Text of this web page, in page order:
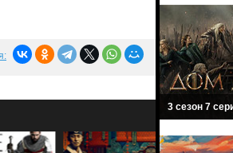
3 сезон 7